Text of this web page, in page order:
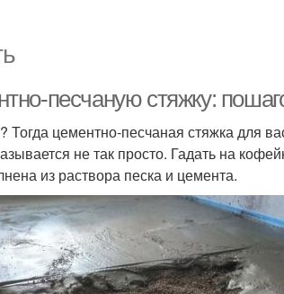
песчаную стяжку:
цементно-песчаная стяжка для
не так просто. Гадать на
из раствора песка и цемента.